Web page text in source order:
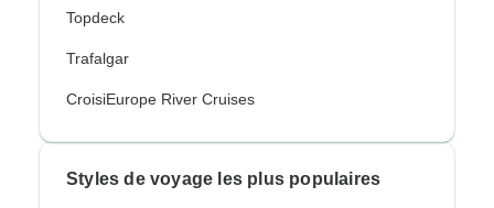
Topdeck
Trafalgar
CroisiEurope River Cruises
Styles de voyage les plus populaires